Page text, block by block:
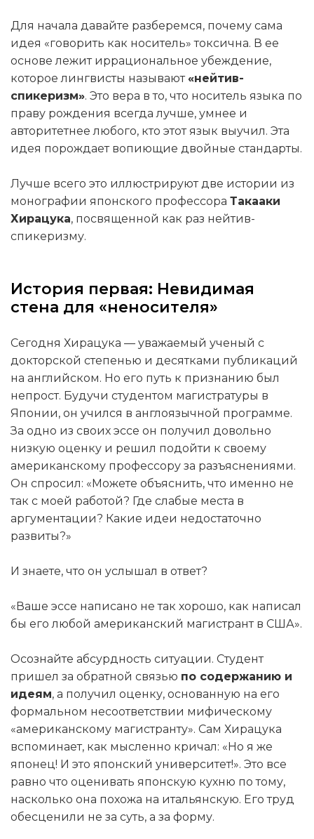
Для начала давайте разберемся, почему сама
идея «говорить как носитель» токсична. В ее
основе лежит иррациональное убеждение,
которое лингвисты называют«нейтив-
спикеризм». Это вера в то, что носитель языка по
праву рождения всегда лучше, умнее и
авторитетнее любого, кто этот язык выучил. Эта
идея порождает вопиющие двойные стандарты.
Лучше всего это иллюстрируют две истории из
монографии японского профессора Такааки
Хирацука, посвященной как раз нейтив-
спикеризму.
История первая: Невидимая
стена для «неносителя»
Сегодня Хирацука — уважаемый ученый с
докторской степенью и десятками публикаций
на английском. Но его путь к признанию был
непрост. Будучи студентом магистратуры в
Японии, он учился в англоязычной программе.
За одно из своих эссе он получил довольно
низкую оценку и решил подойти к своему
американскому профессору за разъяснениями.
Он спросил: «Можете объяснить, что именно не
так с моей работой? Где слабые места в
аргументации? Какие идеи недостаточно
развиты?»
И знаете, что он услышал в ответ?
«Ваше эссе написано не так хорошо, как написал
бы его любой американский магистрант в США».
Осознайте абсурдность ситуации. Студент
пришел за обратной связью по содержанию и
идеям, а получил оценку, основанную на его
формальном несоответствии мифическому
«американскому магистранту». Сам Хирацука
вспоминает, как мысленно кричал: «Но я же
японец! И это японский университет!». Это все
равно что оценивать японскую кухню по тому,
насколько она похожа на итальянскую. Его труд
обесценили не за суть, а за форму.